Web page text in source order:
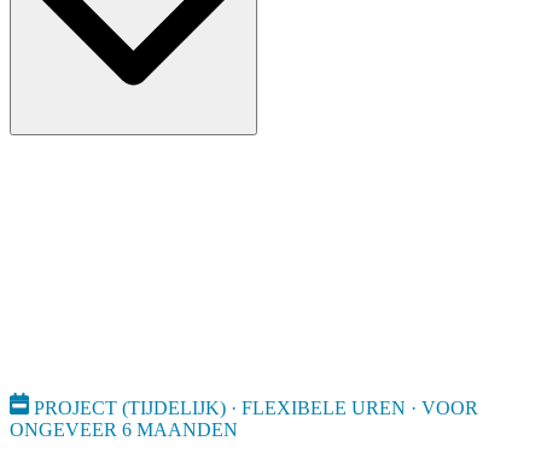
PROJECT (TIJDELIJK) · FLEXIBELE UREN · VOOR
ONGEVEER 6 MAANDEN